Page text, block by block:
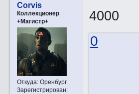
Corvis
Коллекционер
+Магистр+
Откуда:Оренбург
Зарегистрирован:
4000
0